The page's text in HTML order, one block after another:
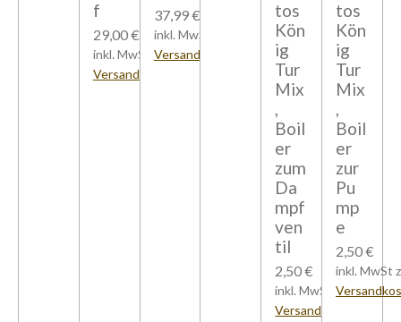
f
29,00 €
inkl. MwSt zzgl.
Versandkosten
37,99 €
inkl. MwSt zzgl.
Versandkosten
tos
Kön
ig
Tur
Mix
,
Boil
er
zum
Da
mpf
ven
til
2,50 €
inkl. MwSt zzgl.
Versandkosten
tos
Kön
ig
Tur
Mix
,
Boil
er
zur
Pu
mp
e
2,50 €
inkl. MwSt